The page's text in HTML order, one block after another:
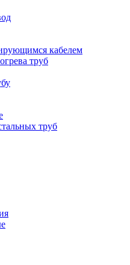
кабелем
труб
труб